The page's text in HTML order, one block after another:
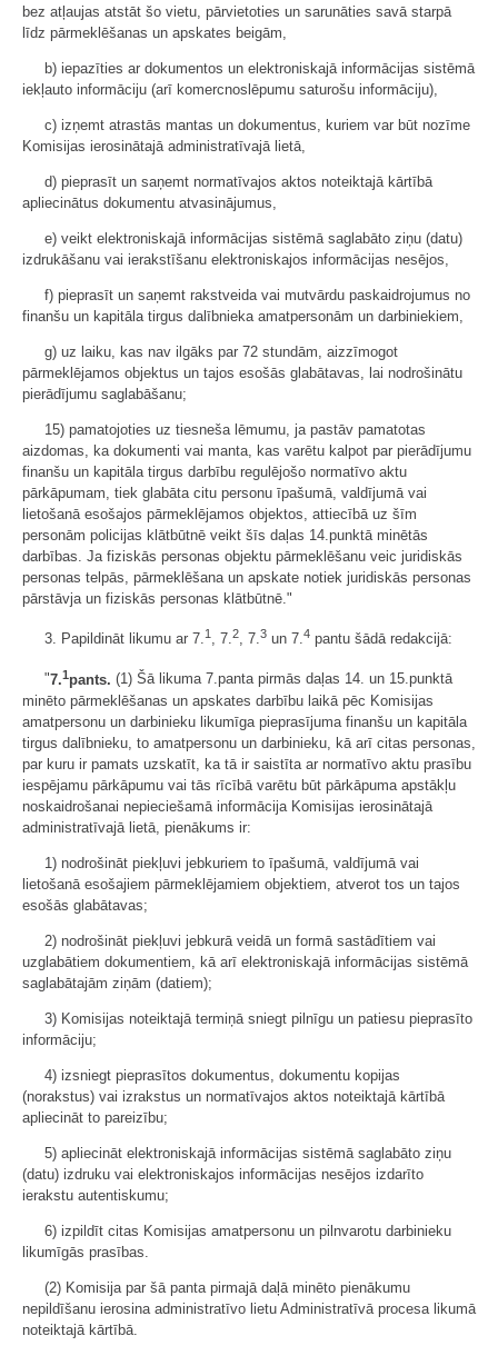
bez atļaujas atstāt šo vietu, pārvietoties un sarunāties savā starpā
līdz pārmeklēšanas un apskates beigām,
b) iepazīties ar dokumentos un elektroniskajā informācijas sistēmā
iekļauto informāciju (arī komercnoslēpumu saturošu informāciju),
c) izņemt atrastās mantas un dokumentus, kuriem var būt nozīme
Komisijas ierosinātajā administratīvajā lietā,
d) pieprasīt un saņemt normatīvajos aktos noteiktajā kārtībā
apliecinātus dokumentu atvasinājumus,
e) veikt elektroniskajā informācijas sistēmā saglabāto ziņu (datu)
izdrukāšanu vai ierakstīšanu elektroniskajos informācijas nesējos,
f) pieprasīt un saņemt rakstveida vai mutvārdu paskaidrojumus no
finanšu un kapitāla tirgus dalībnieka amatpersonām un darbiniekiem,
g) uz laiku, kas nav ilgāks par 72 stundām, aizzīmogot
pārmeklējamos objektus un tajos esošās glabātavas, lai nodrošinātu
pierādījumu saglabāšanu;
15) pamatojoties uz tiesneša lēmumu, ja pastāv pamatotas
aizdomas, ka dokumenti vai manta, kas varētu kalpot par pierādījumu
finanšu un kapitāla tirgus darbību regulējošo normatīvo aktu
pārkāpumam, tiek glabāta citu personu īpašumā, valdījumā vai
lietošanā esošajos pārmeklējamos objektos, attiecībā uz šīm
personām policijas klātbūtnē veikt šīs daļas 14.punktā minētās
darbības. Ja fiziskās personas objektu pārmeklēšanu veic juridiskās
personas telpās, pārmeklēšana un apskate notiek juridiskās personas
pārstāvja un fiziskās personas klātbūtnē."
3. Papildināt likumu ar 7.1 , 7.2, 7.3 un 7.4 pantu šādā redakcijā:
"7.1 pants. (1) Šā likuma 7.panta pirmās daļas 14. un 15.punktā
minēto pārmeklēšanas un apskates darbību laikā pēc Komisijas
amatpersonu un darbinieku likumīga pieprasījuma finanšu un kapitāla
tirgus dalībnieku, to amatpersonu un darbinieku, kā arī citas personas,
par kuru ir pamats uzskatīt, ka tā ir saistīta ar normatīvo aktu prasību
iespējamu pārkāpumu vai tās rīcībā varētu būt pārkāpuma apstākļu
noskaidrošanai nepieciešamā informācija Komisijas ierosinātajā
administratīvajā lietā, pienākums ir:
1) nodrošināt piekļuvi jebkuriem to īpašumā, valdījumā vai
lietošanā esošajiem pārmeklējamiem objektiem, atverot tos un tajos
esošās glabātavas;
2) nodrošināt piekļuvi jebkurā veidā un formā sastādītiem vai
uzglabātiem dokumentiem, kā arī elektroniskajā informācijas sistēmā
saglabātajām ziņām (datiem);
3) Komisijas noteiktajā termiņā sniegt pilnīgu un patiesu pieprasīto
informāciju;
4) izsniegt pieprasītos dokumentus, dokumentu kopijas
(norakstus) vai izrakstus un normatīvajos aktos noteiktajā kārtībā
apliecināt to pareizību;
5) apliecināt elektroniskajā informācijas sistēmā saglabāto ziņu
(datu) izdruku vai elektroniskajos informācijas nesējos izdarīto
ierakstu autentiskumu;
6) izpildīt citas Komisijas amatpersonu un pilnvarotu darbinieku
likumīgās prasības.
(2) Komisija par šā panta pirmajā daļā minēto pienākumu
nepildīšanu ierosina administratīvo lietu Administratīvā procesa likumā
noteiktajā kārtībā.